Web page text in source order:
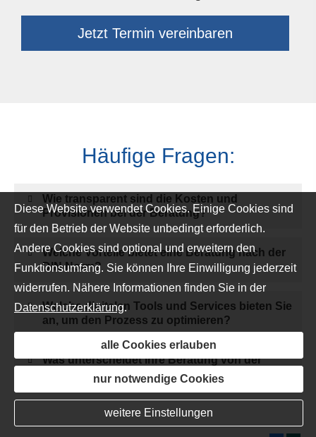
Jetzt Termin ver­ein­baren
Häufige Fragen:
Wie transparent sind die Kosten und
Provisionen bei der Beratung?
Welche Vorteile bietet eine Beratung nach der
DIN Norm?
Welche digitalen Tools und Services bieten Sie
an, um den Prozess zu optimieren?
Was unterscheidet Ihre Beratung von der
Beratung meiner Hausbank?
Diese Website verwendet Cookies. Einige Cookies sind
für den Betrieb der Website unbedingt erforderlich.
Andere Cookies sind optional und erweitern den
Funktionsumfang. Sie können Ihre Einwilligung jederzeit
widerrufen. Nähere Informationen finden Sie in der
Datenschutzerklärung.
alle Cookies erlauben
nur notwendige Cookies
weitere Einstellungen